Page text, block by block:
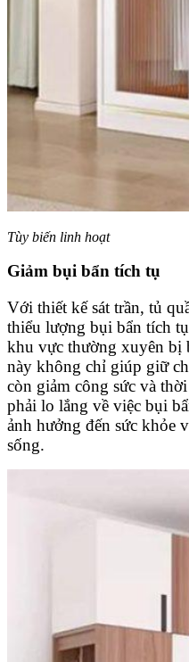
Tùy biến linh hoạt
Giảm bụi bẩn tích tụ
Với thiết kế sát trần, tủ
thiểu lượng bụi bẩn tích
khu vực thường xuyên bị
này không chỉ giúp giữ
còn giảm công sức và
phải lo lắng về việc bụi
ảnh hưởng đến sức khỏe
sống.